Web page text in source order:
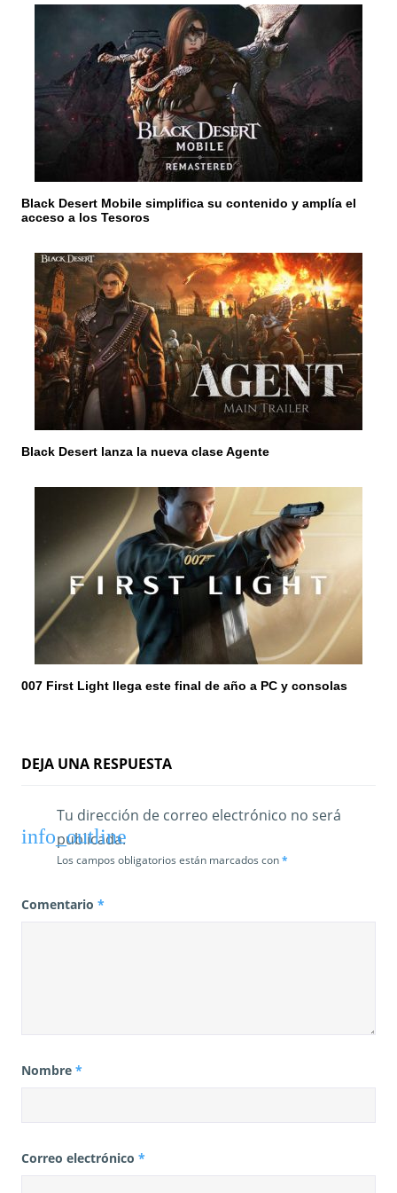
n
a
d
a
s
Black Desert Mobile simplifica su contenido y amplía el
acceso a los Tesoros
Black Desert lanza la nueva clase Agente
007 First Light llega este final de año a PC y consolas
DEJA UNA RESPUESTA
Tu dirección de correo electrónico no será
publicada.
Los campos obligatorios están marcados con*
Comentario *
Nombre *
Correo electrónico *